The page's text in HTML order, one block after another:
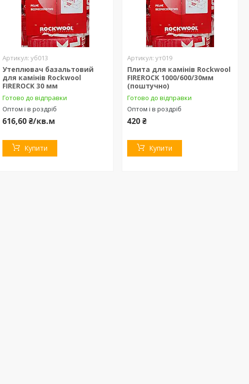
уб013
Утеплювач базальтовий
для камінів Rockwool
FIREROCK 30 мм
Готово до відправки
Оптом і в роздріб
616,60 ₴/кв.м
Купити
ут019
Плита для камінів Rockwool
FIREROCK 1000/600/30мм
(поштучно)
Готово до відправки
Оптом і в роздріб
420 ₴
Купити